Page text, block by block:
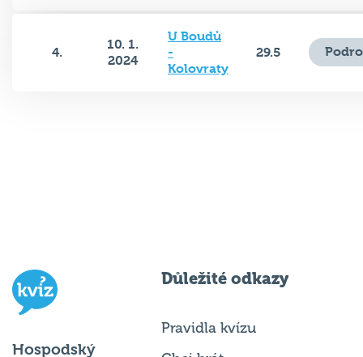
4.
10. 1.
2024
U Boudů
-
Kolovraty
29.5
Hospodský
Důležité odkazy
Pravidla kvízu